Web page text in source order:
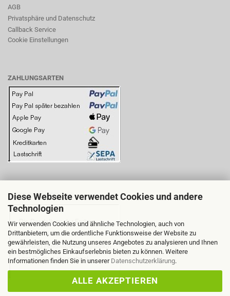
Diese Webseite verwendet Cookies und andere
Technologien
Wir verwenden Cookies und ähnliche Technologien, auch von
Drittanbietern, um die ordentliche Funktionsweise der Website zu
gewährleisten, die Nutzung unseres Angebotes zu analysieren und Ihnen
ein bestmögliches Einkaufserlebnis bieten zu können. Weitere
Informationen finden Sie in unserer Datenschutzerklärung.
ALLE AKZEPTIEREN
AGB
Privatsphäre und Datenschutz
Callback Service
Cookie Einstellungen
ZAHLUNGSARTEN
BITTE BEACHTEN SIE: